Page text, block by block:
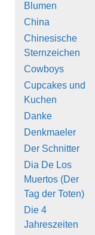
Blumen
China
Chinesische
Sternzeichen
Cowboys
Cupcakes und
Kuchen
Danke
Denkmaeler
Der Schnitter
Dia De Los
Muertos (Der
Tag der Toten)
Die 4
Jahreszeiten